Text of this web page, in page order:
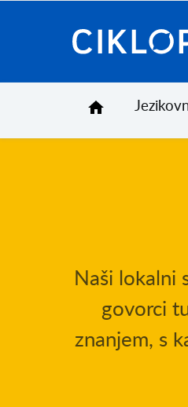
Naši lokalni
govorci
znanjem, s